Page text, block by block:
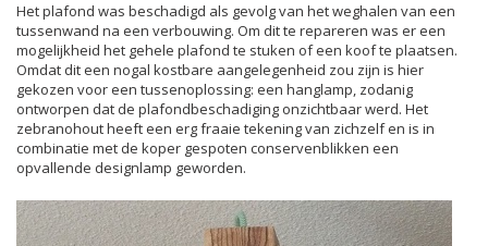
Het plafond was beschadigd als gevolg van het weghalen van een
tussenwand na een verbouwing. Om dit te repareren was er een
mogelijkheid het gehele plafond te stuken of een koof te plaatsen.
Omdat dit een nogal kostbare aangelegenheid zou zijn is hier
gekozen voor een tussenoplossing: een hanglamp, zodanig
ontworpen dat de plafondbeschadiging onzichtbaar werd. Het
zebranohout heeft een erg fraaie tekening van zichzelf en is in
combinatie met de koper gespoten conservenblikken een
opvallende designlamp geworden.